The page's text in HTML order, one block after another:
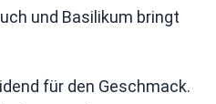
und Basilikum bringt
für den Geschmack.